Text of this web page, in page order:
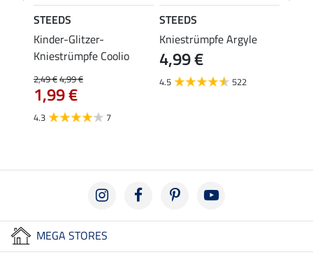
STEEDS
Kinder-Glitzer-
Kniestrümpfe Coolio
2,49 €4,99 €
1,99 €
4.3 7
STEEDS
Kniestrümpfe Argyle
4,99 €
4.5 522
MEGA STORES